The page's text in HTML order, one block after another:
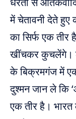
में चेतावनी देते हुए
का सिर्फ एक
खींचकर कुचलेंगे।
के बिक्रमगंज में
दुश्मन जान ले कि
एक तीर है।